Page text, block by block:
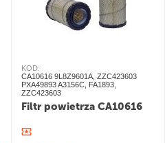
KOD:
CA10616 9L8Z9601A, ZZC423603
PXA49893 A3156C, FA1893,
ZZC423603
Filtr powietrza CA10616